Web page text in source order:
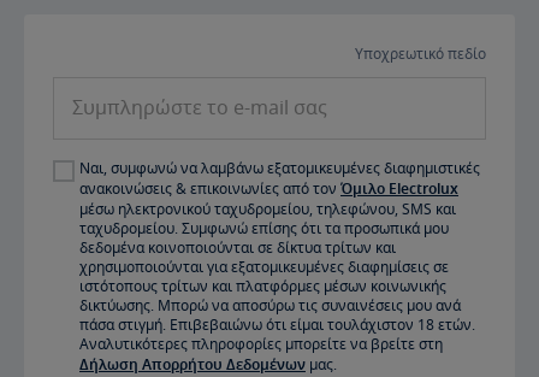
Υποχρεωτικό πεδίο
Ναι, συμφωνώ να λαμβάνω εξατομικευμένες διαφημιστικές
ανακοινώσεις & επικοινωνίες από τον Όμιλο Electrolux
μέσω ηλεκτρονικού ταχυδρομείου, τηλεφώνου, SMS και
ταχυδρομείου. Συμφωνώ επίσης ότι τα προσωπικά μου
δεδομένα κοινοποιούνται σε δίκτυα τρίτων και
χρησιμοποιούνται για εξατομικευμένες διαφημίσεις σε
ιστότοπους τρίτων και πλατφόρμες μέσων κοινωνικής
δικτύωσης. Μπορώ να αποσύρω τις συναινέσεις μου ανά
πάσα στιγμή. Επιβεβαιώνω ότι είμαι τουλάχιστον 18 ετών.
Αναλυτικότερες πληροφορίες μπορείτε να βρείτε στη
Δήλωση Απορρήτου Δεδομένων μας.